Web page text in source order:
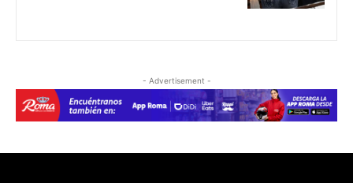
- Advertisement -